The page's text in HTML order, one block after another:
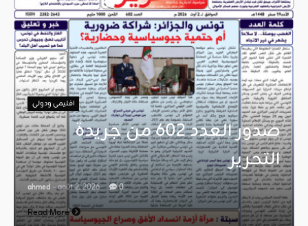
اقليمي ودولي
صدور العدد 602 من جريدة
التحرير
ahmed - août 2, 2026 0
Read More